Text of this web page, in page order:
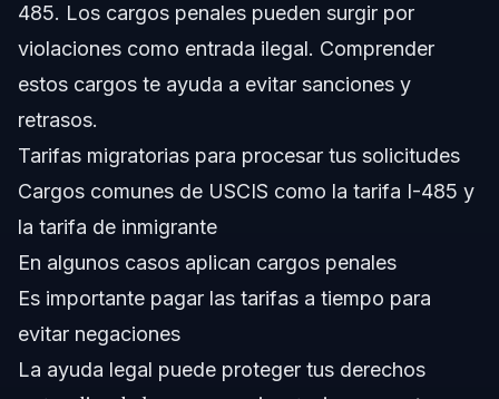
EE. UU.?
¿Dónde puedo obtener ayuda legal para cargos de
Fuentes y Referencias
485. Los cargos penales pueden surgir por
violaciones como entrada ilegal. Comprender
estos cargos te ayuda a evitar sanciones y
retrasos.
Tarifas migratorias para procesar tus solicitudes
Cargos comunes de USCIS como la tarifa I-485 y
la tarifa de inmigrante
En algunos casos aplican cargos penales
Es importante pagar las tarifas a tiempo para
evitar negaciones
La ayuda legal puede proteger tus derechos